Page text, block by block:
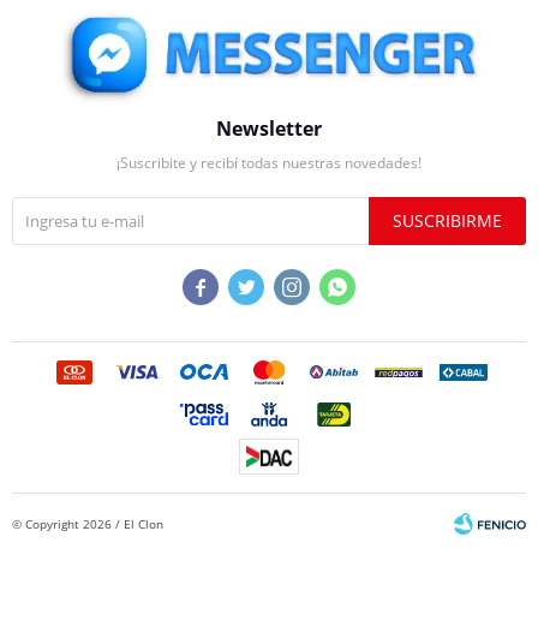
Newsletter
¡Suscribite y recibí todas nuestras novedades!
SUSCRIBIRME
   
© Copyright 2026 / El Clon